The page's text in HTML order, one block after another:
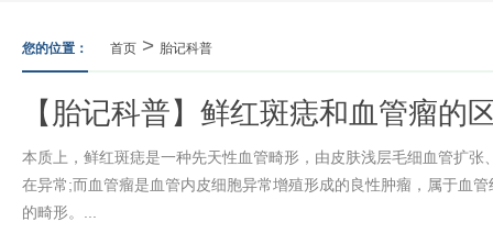
您的位置： 首页 > 胎记科普
【胎记科普】鲜红斑痣和血管瘤的
本质上，鲜红斑痣是一种先天性血管畸形，由皮肤浅层毛细血管扩张
在异常;而血管瘤是血管内皮细胞异常增殖形成的良性肿瘤，属于血
的畸形。...